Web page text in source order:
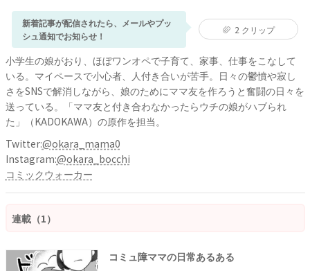
新着記事が配信されたら、メールやプッ
シュ通知でお知らせ！
2 クリップ
小学生の娘がおり、ほぼワンオペで子育て、家事、仕事をこなして
いる。マイペースで小心者、人付き合いが苦手。日々の鬱憤や寂し
さをSNSで解消しながら、娘のためにママ友を作ろうと奮闘の日々を
送っている。「ママ友と付き合わなかったらウチの娘がハブられ
た」（KADOKAWA）の原作を担当。
Twitter:@okara_mama0
Instagram:@okara_bocchi
コミックウォーカー
連載（1）
コミュ障ママの日常あるある